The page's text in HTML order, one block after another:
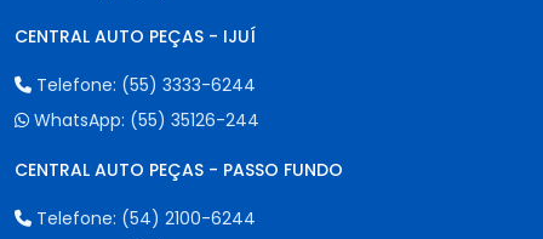
CENTRAL AUTO PEÇAS - IJUÍ
Telefone: (55) 3333-6244
WhatsApp: (55) 35126-244
CENTRAL AUTO PEÇAS - PASSO FUNDO
Telefone: (54) 2100-6244